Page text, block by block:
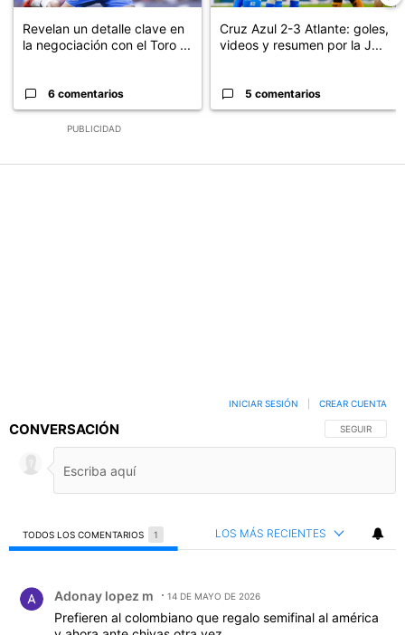
PUBLICIDAD
Revelan un detalle clave en
la negociación con el Toro ...
6 comentarios
Cruz Azul 2-3 Atlante: goles,
videos y resumen por la J...
5 comentarios
CONVERSACIÓN SIGA ESTA
SEGUIR
INICIAR SESIÓN CREAR CUENTA
TODOS LOS COMENTARIOS 1 LOS MÁS RECIENTES
Adonay lopez m 14 DE MAYO DE 2026
Prefieren al colombiano que regalo semifinal al américa